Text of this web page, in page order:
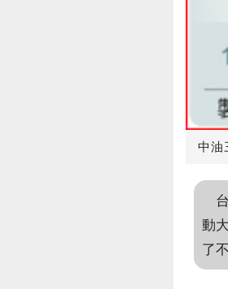
中油
台
動
了